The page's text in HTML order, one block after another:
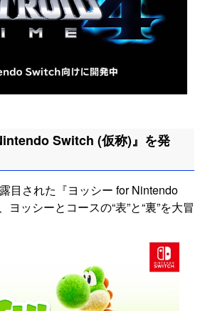
Switch (仮称)』を発
目された『ヨッシー for Nintendo
ッシーとコースの“表”と“裏”を大冒